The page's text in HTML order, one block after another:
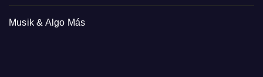
Musik & Algo Más